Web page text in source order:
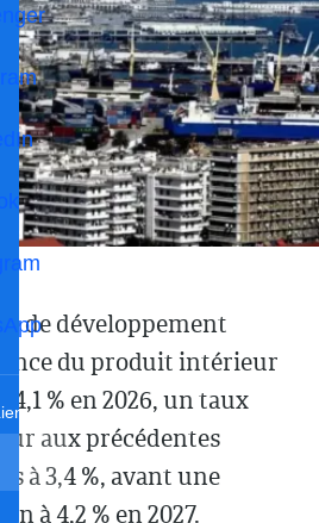
court
de développement
du produit intérieur
4,1 % en 2026, un taux
aux précédentes
à 3,4 %, avant une
à 4,2 % en 2027.